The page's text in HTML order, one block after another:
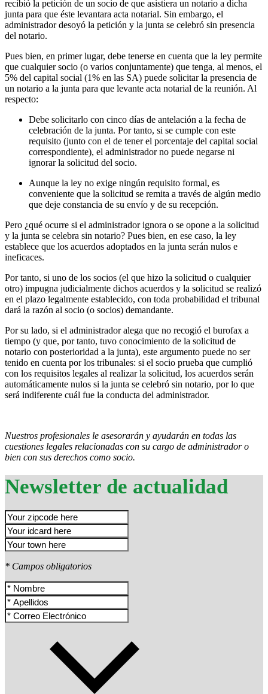
recibió la petición de un socio de que asistiera un notario a dicha
junta para que éste levantara acta notarial. Sin embargo, el
administrador desoyó la petición y la junta se celebró sin presencia
del notario.
Pues bien, en primer lugar, debe tenerse en cuenta que la ley permite
que cualquier socio (o varios conjuntamente) que tenga, al menos, el
5% del capital social (1% en las SA) puede solicitar la presencia de
un notario a la junta para que levante acta notarial de la reunión. Al
respecto:
Debe solicitarlo con cinco días de antelación a la fecha de
celebración de la junta. Por tanto, si se cumple con este
requisito (junto con el de tener el porcentaje del capital social
correspondiente), el administrador no puede negarse ni
ignorar la solicitud del socio.
Aunque la ley no exige ningún requisito formal, es
conveniente que la solicitud se remita a través de algún medio
que deje constancia de su envío y de su recepción.
Pero ¿qué ocurre si el administrador ignora o se opone a la solicitud
y la junta se celebra sin notario? Pues bien, en ese caso, la ley
establece que los acuerdos adoptados en la junta serán nulos e
ineficaces.
Por tanto, si uno de los socios (el que hizo la solicitud o cualquier
otro) impugna judicialmente dichos acuerdos y la solicitud se realizó
en el plazo legalmente establecido, con toda probabilidad el tribunal
dará la razón al socio (o socios) demandante.
Por su lado, si el administrador alega que no recogió el burofax a
tiempo (y que, por tanto, tuvo conocimiento de la solicitud de
notario con posterioridad a la junta), este argumento puede no ser
tenido en cuenta por los tribunales: si el socio prueba que cumplió
con los requisitos legales al realizar la solicitud, los acuerdos serán
automáticamente nulos si la junta se celebró sin notario, por lo que
será indiferente cuál fue la conducta del administrador.
Nuestros profesionales le asesorarán y ayudarán en todas las
cuestiones legales relacionadas con su cargo de administrador o
bien con sus derechos como socio.
Newsletter de actualidad
* Campos obligatorios